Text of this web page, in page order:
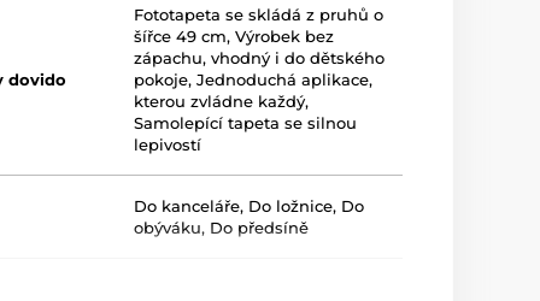
dovido
Fototapeta se skládá z pruhů o
šířce 49 cm,Výrobek bez
zápachu, vhodný i do dětského
pokoje,Jednoduchá aplikace,
kterou zvládne každý,
Samolepící tapeta se silnou
lepivostí
Do kanceláře, Do ložnice, Do
obýváku, Do předsíně